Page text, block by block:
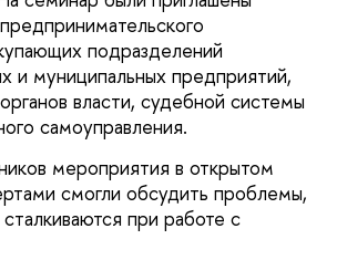
подразделений
и муниципальных предприятий,
власти, судебной системы
самоуправления.
мероприятия в открытом
смогли обсудить проблемы,
при работе с